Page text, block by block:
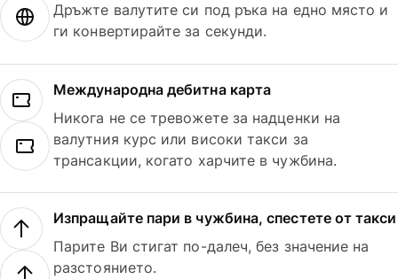
Дръжте валутите си под ръка на едно място и
ги конвертирайте за секунди.
Международна дебитна карта
Никога не се тревожете за надценки на
валутния курс или високи такси за
трансакции, когато харчите в чужбина.
Изпращайте пари в чужбина, спестете от такси
Парите Ви стигат по-далеч, без значение на
разстоянието.